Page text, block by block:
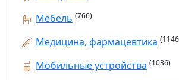
Мебель (766)
Медицина, фармацевтика
Мобильные устройства (1036)